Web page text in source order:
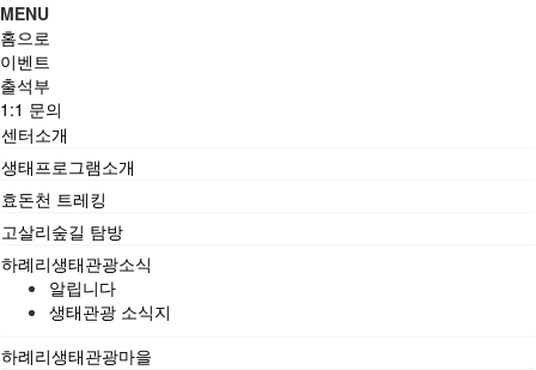
MENU
홈으로
이벤트
출석부
1:1 문의
센터소개
생태프로그램소개
효돈천 트레킹
고살리숲길 탐방
하례리생태관광소식
알립니다
생태관광 소식지
하례리생태관광마을